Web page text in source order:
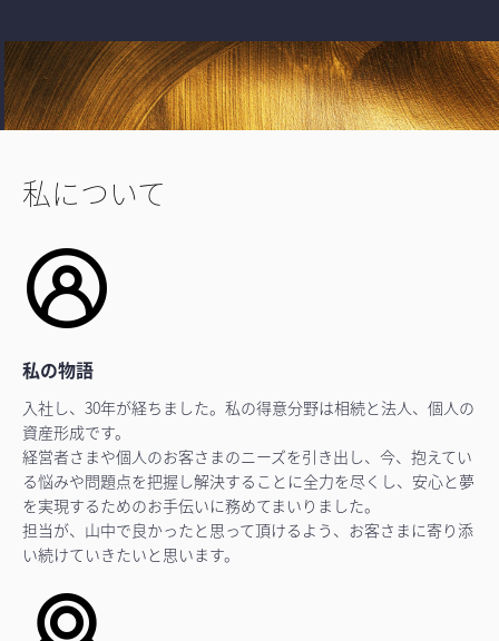
私について
私の物語
入社し、30年が経ちました。私の得意分野は相続と法人、個人の
資産形成です。
経営者さまや個人のお客さまのニーズを引き出し、今、抱えてい
る悩みや問題点を把握し解決することに全力を尽くし、安心と夢
を実現するためのお手伝いに務めてまいりました。
担当が、山中で良かったと思って頂けるよう、お客さまに寄り添
い続けていきたいと思います。